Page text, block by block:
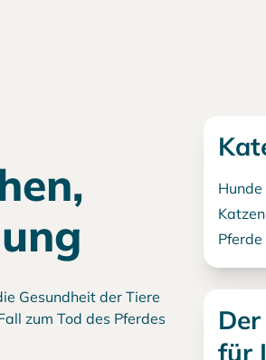
Gesundheit der Tiere
zum Tod des Pferdes
Hunde
Katzen
Pferde
für